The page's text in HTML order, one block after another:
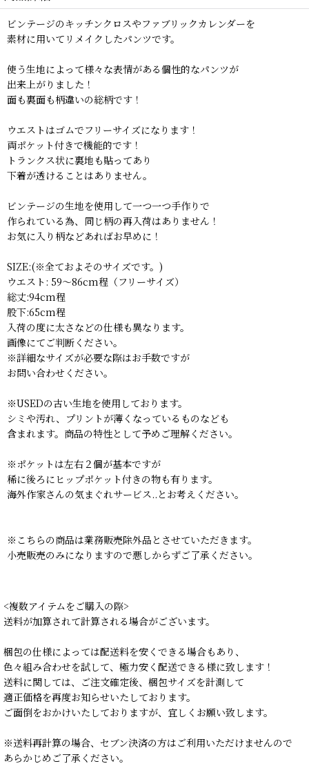
ビンテージのキッチンクロスやファブリックカレンダーを
素材に用いてリメイクしたパンツです。
使う生地によって様々な表情がある個性的なパンツが
出来上がりました！
面も裏面も柄違いの総柄です！
ウエストはゴムでフリーサイズになります！
両ポケット付きで機能的です！
トランクス状に裏地も貼ってあり
下着が透けることはありません。
ビンテージの生地を使用して一つ一つ手作りで
作られている為、同じ柄の再入荷はありません！
お気に入り柄などあればお早めに！
SIZE:(※全ておよそのサイズです。)
ウエスト: 59〜86cm程（フリーサイズ）
総丈:94cm程
股下:65cm程
入荷の度に太さなどの仕様も異なります。
画像にてご判断ください。
※詳細なサイズが必要な際はお手数ですが
お問い合わせください。
※USEDの古い生地を使用しております。
シミや汚れ、プリントが薄くなっているものなども
含まれます。商品の特性として予めご理解ください。
※ポケットは左右２個が基本ですが
稀に後ろにヒップポケット付きの物も有ります。
海外作家さんの気まぐれサービス..とお考えください。
※こちらの商品は業務販売除外品とさせていただきます。
小売販売のみになりますので悪しからずご了承ください。
<複数アイテムをご購入の際>
送料が加算されて計算される場合がございます。
梱包の仕様によっては配送料を安くできる場合もあり、
色々組み合わせを試して、極力安く配送できる様に致します！
送料に関しては、ご注文確定後、梱包サイズを計測して
適正価格を再度お知らせいたしております。
ご面倒をおかけいたしておりますが、宜しくお願い致します。
※送料再計算の場合、セブン決済の方はご利用いただけませんので
あらかじめご了承ください。